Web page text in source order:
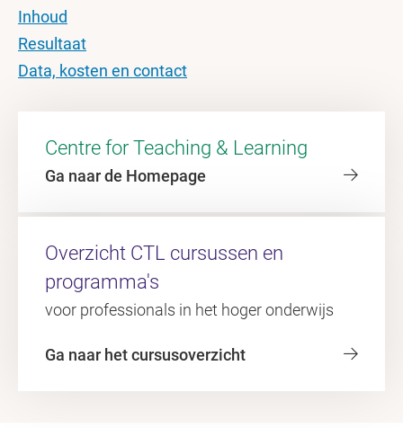
Inhoud
Resultaat
Data, kosten en contact
Centre for Teaching & Learning
Ga naar de Homepage
Overzicht CTL cursussen en
programma's
voor professionals in het hoger onderwijs
Ga naar het cursusoverzicht